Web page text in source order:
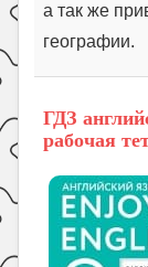
а так же
географии.
ГДЗ
рабочая